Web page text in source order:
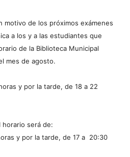
motivo de los próximos exámenes
a los y a las estudiantes que
de la Biblioteca Municipal
mes de agosto.
y por la tarde, de 18 a 22
será de:
y por la tarde, de 17 a 20:30